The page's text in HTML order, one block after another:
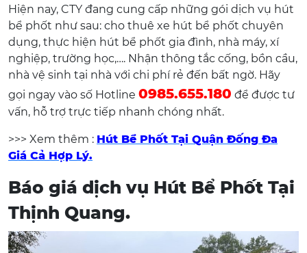
Hiện nay, CTY đang cung cấp những gói dịch vụ hút
bể phốt như sau: cho thuê xe hút bể phốt chuyên
dụng, thực hiện hút bể phốt gia đình, nhà máy, xí
nghiệp, trường học,…. Nhận thông tắc cống, bồn cầu,
nhà vệ sinh tại nhà với chi phí rẻ đến bất ngờ. Hãy
gọi ngay vào số Hotline 0985.655.180 để được tư
vấn, hỗ trợ trực tiếp nhanh chóng nhất.
>>> Xem thêm : Hút Bể Phốt Tại Quận Đống Đa
Giá Cả Hợp Lý.
Báo giá dịch vụ Hút Bể Phốt Tại
Thịnh Quang.